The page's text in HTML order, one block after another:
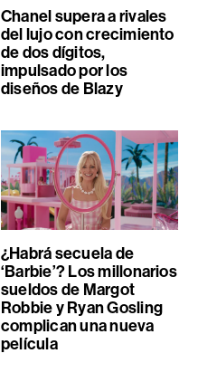
Chanel supera a rivales
del lujo con crecimiento
de dos dígitos,
impulsado por los
diseños de Blazy
¿Habrá secuela de
‘Barbie’? Los millonarios
sueldos de Margot
Robbie y Ryan Gosling
complican una nueva
película